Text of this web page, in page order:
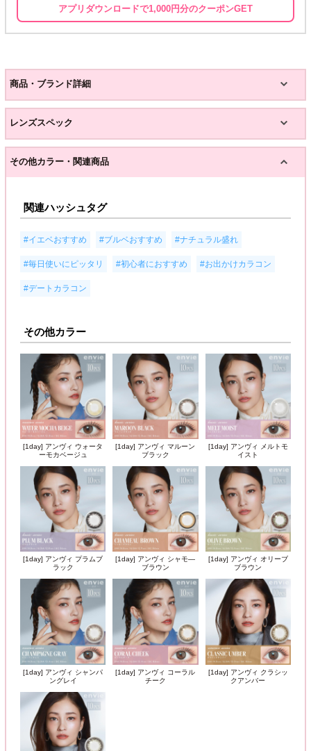
アプリダウンロードで1,000円分のクーポンGET
商品・ブランド詳細
レンズスペック
その他カラー・関連商品
関連ハッシュタグ
#イエベおすすめ #ブルベおすすめ #ナチュラル盛れ
#毎日使いにピッタリ #初心者におすすめ #お出かけカラコン
#デートカラコン
その他カラー
[1day] アンヴィ ウォータ
ーモカベージュ
[1day] アンヴィ マルーン
ブラック
[1day] アンヴィ メルトモ
イスト
[1day] アンヴィ プラムブ
ラック
[1day] アンヴィ シャモ―
ブラウン
[1day] アンヴィ オリーブ
ブラウン
[1day] アンヴィ シャンパ
ングレイ
[1day] アンヴィ コーラル
チーク
[1day] アンヴィ クラシッ
クアンバー